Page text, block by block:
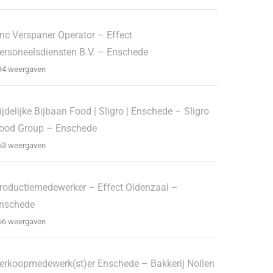
Verspaner Operator – Effect
B.V. – Enschede
weergaven
Bijbaan Food | Sligro | Enschede – Sligro
Group – Enschede
weergaven
– Effect Oldenzaal –
weergaven
Enschede – Bakkerij Nollen